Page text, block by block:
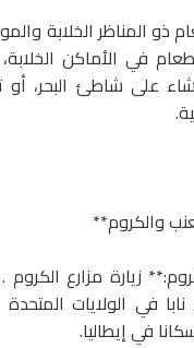
ذو المناظر الخلابة
في الأماكن
على شاطئ البحر، أو
زيارة مزارع
في الولايات المتحدة
في إيطاليا.